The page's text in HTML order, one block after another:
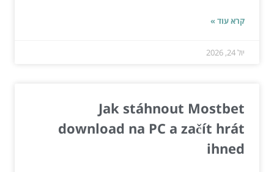
קרא עוד »
יול 24, 2026
Jak stáhnout Mostbet
download na PC a začít hrát
ihned